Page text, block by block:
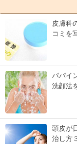
皮膚科
コミを
パパイ
洗顔法
頭皮が
治し方